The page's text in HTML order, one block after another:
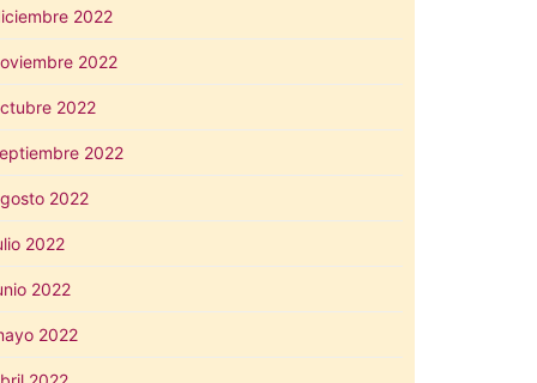
2022
2022
2022
2022
2022
2022
2022
2022